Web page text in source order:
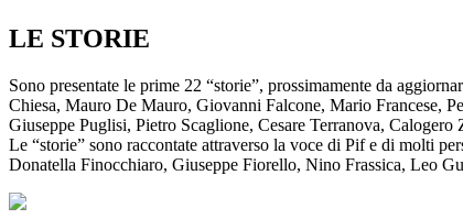
LE STORIE
Sono presentate le prime 22 “storie”, prossimamente da
Chiesa, Mauro De Mauro, Giovanni Falcone, Mario Francese,
Giuseppe Puglisi, Pietro Scaglione, Cesare Terranova,
Le “storie” sono raccontate attraverso la voce di Pif e di molti
Donatella Finocchiaro, Giuseppe Fiorello, Nino Frassica, Leo